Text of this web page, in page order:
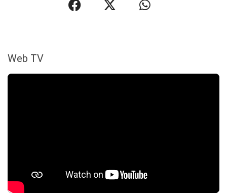
Web TV